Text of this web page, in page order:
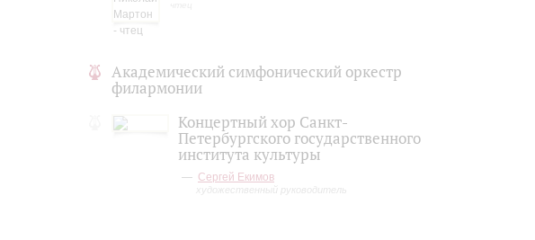
Академический симфонический оркестр
филармонии
Концертный хор Санкт-
Петербургского государственного
института культуры
Сергей Екимов
художественный руководитель